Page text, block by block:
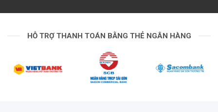
HỖ TRỢ THANH TOÁN BẰNG THẺ NGÂN HÀNG